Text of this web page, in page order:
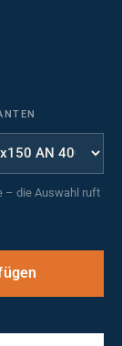
– die Auswahl ruft